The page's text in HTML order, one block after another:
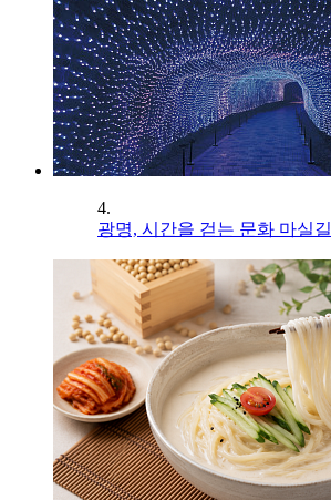
4.
광명, 시간을 걷는 문화 마실길